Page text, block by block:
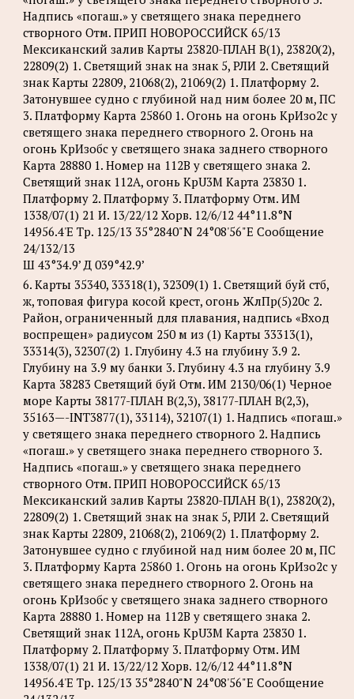
Надпись «погаш.» у светящего знака переднего
створного Отм. ПРИП НОВОРОССИЙСК 65/13
Мексиканский залив Карты 23820-ПЛАН B(1), 23820(2),
22809(2) 1. Светящий знак на знак 5, РЛИ 2. Светящий
знак Карты 22809, 21068(2), 21069(2) 1. Платформу 2.
Затонувшее судно с глубиной над ним более 20 м, ПС
3. Платформу Карта 25860 1. Огонь на огонь КрИзо2с у
светящего знака переднего створного 2. Огонь на
огонь КрИзобс у светящего знака заднего створного
Карта 28880 1. Номер на 112B у светящего знака 2.
Светящий знак 112A, огонь KpU3M Карта 23830 1.
Платформу 2. Платформу 3. Платформу Отм. ИМ
1338/07(1) 21 И. 13/22/12 Хорв. 12/6/12 44°11.8°N
14956.4'Е Tp. 125/13 35°2840"N 24°08'56"Е Сообщение
24/132/13
Ш 43°34.9’ Д 039°42.9’
6. Карты 35340, 33318(1), 32309(1) 1. Светящий буй стб,
ж, топовая фигура косой крест, огонь ЖлПр(5)20с 2.
Район, ограниченный для плавания, надпись «Вход
воспрещен» радиусом 250 м из (1) Карты 33313(1),
33314(3), 32307(2) 1. Глубину 4.3 на глубину 3.9 2.
Глубину на 3.9 му банки 3. Глубину 4.3 на глубину 3.9
Карта 38283 Светящий буй Отм. ИМ 2130/06(1) Черное
море Карты 38177-ПЛАН B(2,3), 38177-ПЛАН B(2,3),
35163—-INT3877(1), 33114), 32107(1) 1. Надпись «погаш.»
у светящего знака переднего створного 2. Надпись
«погаш.» у светящего знака переднего створного 3.
Надпись «погаш.» у светящего знака переднего
створного Отм. ПРИП НОВОРОССИЙСК 65/13
Мексиканский залив Карты 23820-ПЛАН B(1), 23820(2),
22809(2) 1. Светящий знак на знак 5, РЛИ 2. Светящий
знак Карты 22809, 21068(2), 21069(2) 1. Платформу 2.
Затонувшее судно с глубиной над ним более 20 м, ПС
3. Платформу Карта 25860 1. Огонь на огонь КрИзо2с у
светящего знака переднего створного 2. Огонь на
огонь КрИзобс у светящего знака заднего створного
Карта 28880 1. Номер на 112B у светящего знака 2.
Светящий знак 112A, огонь KpU3M Карта 23830 1.
Платформу 2. Платформу 3. Платформу Отм. ИМ
1338/07(1) 21 И. 13/22/12 Хорв. 12/6/12 44°11.8°N
14956.4'Е Tp. 125/13 35°2840"N 24°08'56"Е Сообщение